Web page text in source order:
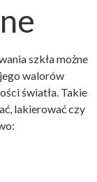
szkła możne
walorów
światła. Takie
lakierować czy